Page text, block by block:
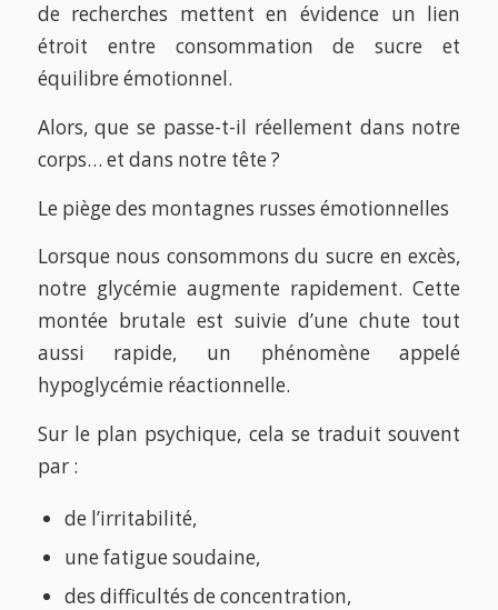
de recherches mettent en évidence un lien
étroit entre consommation de sucre et
équilibre émotionnel.
Alors, que se passe-t-il réellement dans notre
corps… et dans notre tête ?
Le piège des montagnes russes émotionnelles
Lorsque nous consommons du sucre en excès,
notre glycémie augmente rapidement. Cette
montée brutale est suivie d’une chute tout
aussi rapide, un phénomène appelé
hypoglycémie réactionnelle.
Sur le plan psychique, cela se traduit souvent
par :
de l’irritabilité,
une fatigue soudaine,
des difficultés de concentration,